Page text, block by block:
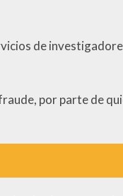
de
por parte de